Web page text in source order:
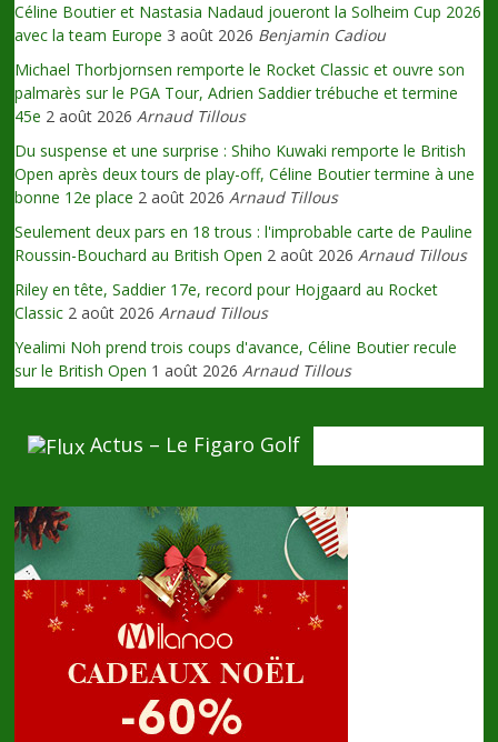
Céline Boutier et Nastasia Nadaud joueront la Solheim Cup 2026
avec la team Europe 3 août 2026 Benjamin Cadiou
Michael Thorbjornsen remporte le Rocket Classic et ouvre son
palmarès sur le PGA Tour, Adrien Saddier trébuche et termine
45e 2 août 2026 Arnaud Tillous
Du suspense et une surprise : Shiho Kuwaki remporte le British
Open après deux tours de play-off, Céline Boutier termine à une
bonne 12e place 2 août 2026 Arnaud Tillous
Seulement deux pars en 18 trous : l'improbable carte de Pauline
Roussin-Bouchard au British Open 2 août 2026 Arnaud Tillous
Riley en tête, Saddier 17e, record pour Hojgaard au Rocket
Classic 2 août 2026 Arnaud Tillous
Yealimi Noh prend trois coups d'avance, Céline Boutier recule
sur le British Open 1 août 2026 Arnaud Tillous
Actus – Le Figaro Golf